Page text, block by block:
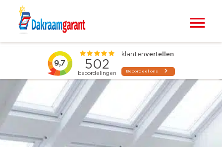
VELUX dakramen
Raamdecoratie